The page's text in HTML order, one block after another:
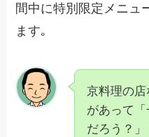
間中に特別限定メニュ
ます｡
京料理の
があって
だろう？